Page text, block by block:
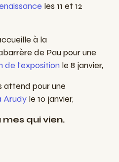
les 11 et 12
à la
de Pau pour une
de l'exposition le 8 janvier,
attend pour une
Arudy le 10 janvier,
qui vien.